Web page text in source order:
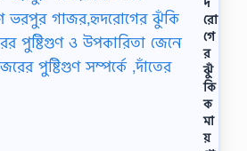
রো
গে
র
ঝুঁ
কি
ক
মা
য়